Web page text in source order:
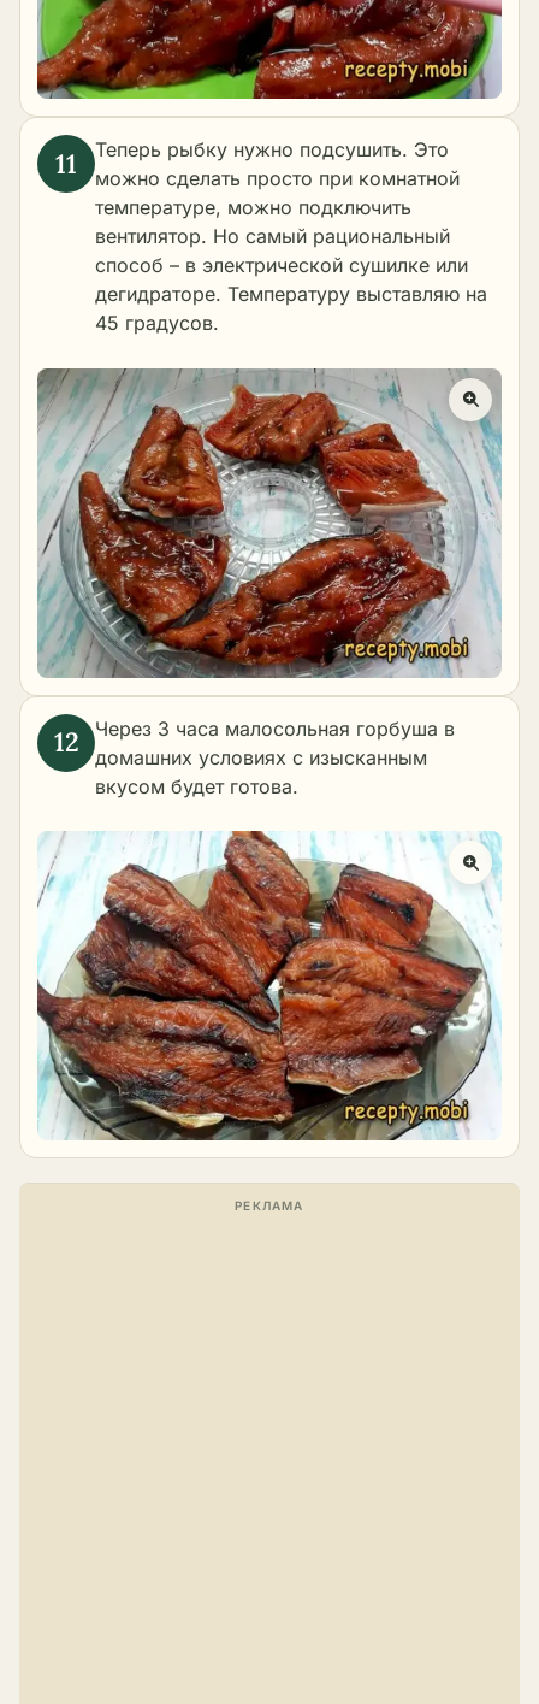
Теперь рыбку нужно подсушить. Это
можно сделать просто при комнатной
температуре, можно подключить
вентилятор. Но самый рациональный
способ – в электрической сушилке или
дегидраторе. Температуру выставляю на
45 градусов.
Через 3 часа малосольная горбуша в
домашних условиях с изысканным
вкусом будет готова.